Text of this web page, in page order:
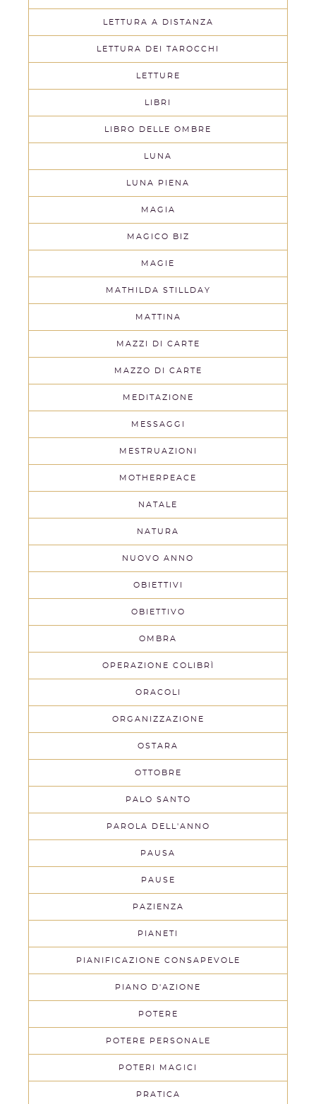
LETTURA A DISTANZA
LETTURA DEI TAROCCHI
LETTURE
LIBRI
LIBRO DELLE OMBRE
LUNA
LUNA PIENA
MAGIA
MAGICO BIZ
MAGIE
MATHILDA STILLDAY
MATTINA
MAZZI DI CARTE
MAZZO DI CARTE
MEDITAZIONE
MESSAGGI
MESTRUAZIONI
MOTHERPEACE
NATALE
NATURA
NUOVO ANNO
OBIETTIVI
OBIETTIVO
OMBRA
OPERAZIONE COLIBRÌ
ORACOLI
ORGANIZZAZIONE
OSTARA
OTTOBRE
PALO SANTO
PAROLA DELL'ANNO
PAUSA
PAUSE
PAZIENZA
PIANETI
PIANIFICAZIONE CONSAPEVOLE
PIANO D'AZIONE
POTERE
POTERE PERSONALE
POTERI MAGICI
PRATICA